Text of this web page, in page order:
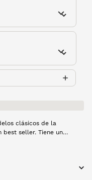
clásicos de la
best seller. Tiene un
montura es de pasta